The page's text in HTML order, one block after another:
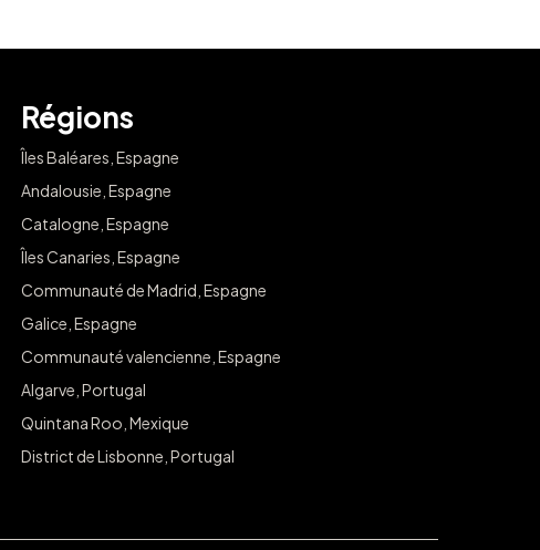
Régions
Îles Baléares, Espagne
Andalousie, Espagne
Catalogne, Espagne
Îles Canaries, Espagne
Communauté de Madrid, Espagne
Galice, Espagne
Communauté valencienne, Espagne
Algarve, Portugal
Quintana Roo, Mexique
District de Lisbonne, Portugal